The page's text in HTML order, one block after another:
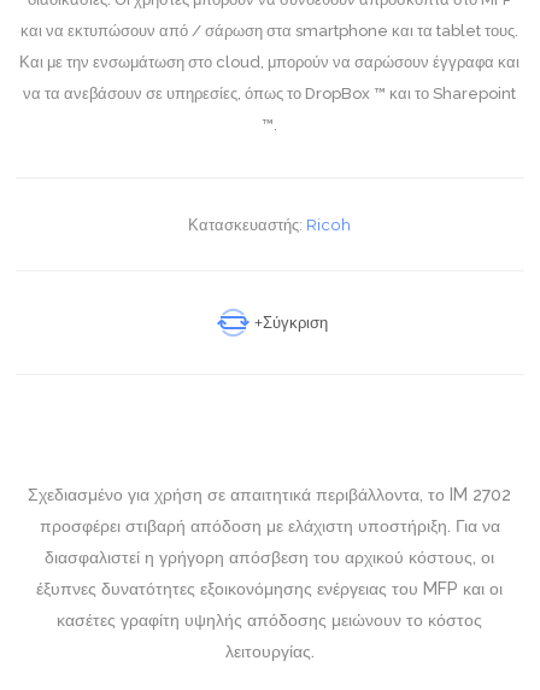
και να εκτυπώσουν από / σάρωση στα smartphone και τα tablet τους.
Και με την ενσωμάτωση στο cloud, μπορούν να σαρώσουν έγγραφα και
να τα ανεβάσουν σε υπηρεσίες, όπως το DropBox ™ και το Sharepoint
™.
Κατασκευαστής: Ricoh
+Σύγκριση
Σχεδιασμένο για χρήση σε απαιτητικά περιβάλλοντα, το IM 2702
προσφέρει στιβαρή απόδοση με ελάχιστη υποστήριξη. Για να
διασφαλιστεί η γρήγορη απόσβεση του αρχικού κόστους, οι
έξυπνες δυνατότητες εξοικονόμησης ενέργειας του MFP και οι
κασέτες γραφίτη υψηλής απόδοσης μειώνουν το κόστος
λειτουργίας.